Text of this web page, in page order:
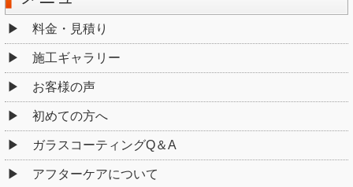
料金・見積り
施工ギャラリー
お客様の声
初めての方へ
ガラスコーティングQ＆A
アフターケアについて